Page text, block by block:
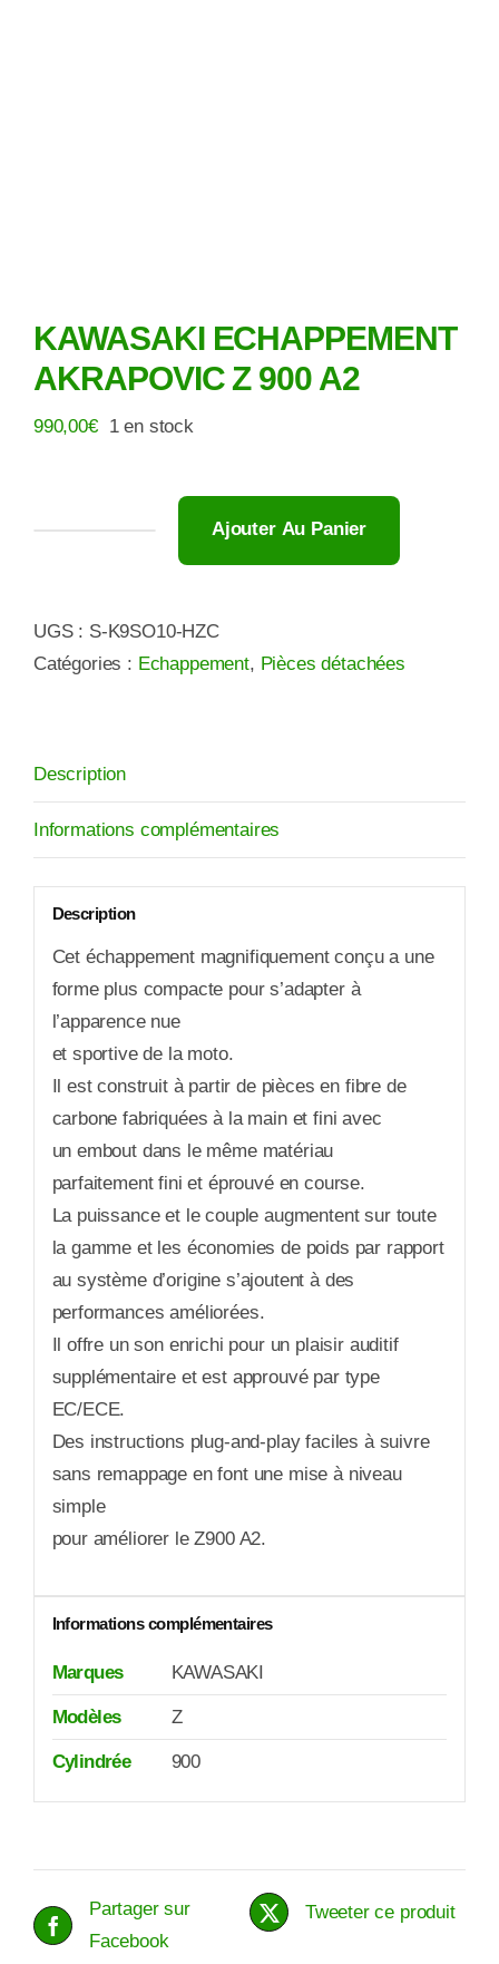
KAWASAKI ECHAPPEMENT
AKRAPOVIC Z 900 A2
990,00€ 1 en stock
ECHAPPEMENT
AKRAPOVIC
A2
Ajouter Au Panier
UGS : S-K9SO10-HZC
Catégories : Echappement, Pièces détachées
Description
Informations complémentaires
Description
Cet échappement magnifiquement conçu a une
forme plus compacte pour s’adapter à
l’apparence nue
et sportive de la moto.
Il est construit à partir de pièces en fibre de
carbone fabriquées à la main et fini avec
un embout dans le même matériau
parfaitement fini et éprouvé en course.
La puissance et le couple augmentent sur toute
la gamme et les économies de poids par rapport
au système d’origine s’ajoutent à des
performances améliorées.
Il offre un son enrichi pour un plaisir auditif
supplémentaire et est approuvé par type
EC/ECE.
Des instructions plug-and-play faciles à suivre
sans remappage en font une mise à niveau
simple
pour améliorer le Z900 A2.
Informations complémentaires
Marques KAWASAKI
Modèles Z
Cylindrée 900
Partager sur
Facebook
Tweeter ce produit